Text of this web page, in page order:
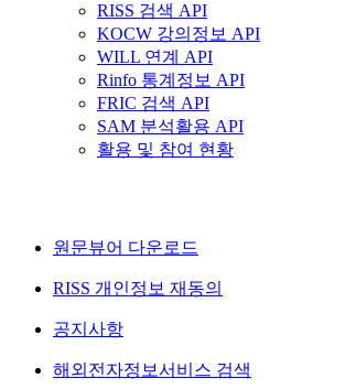
RISS 검색 API
KOCW 강의정보 API
WILL 연계 API
Rinfo 통계정보 API
FRIC 검색 API
SAM 분석활용 API
활용 및 참여 현황
원문뷰어 다운로드
RISS 개인정보 재동의
공지사항
해외전자정보서비스 검색